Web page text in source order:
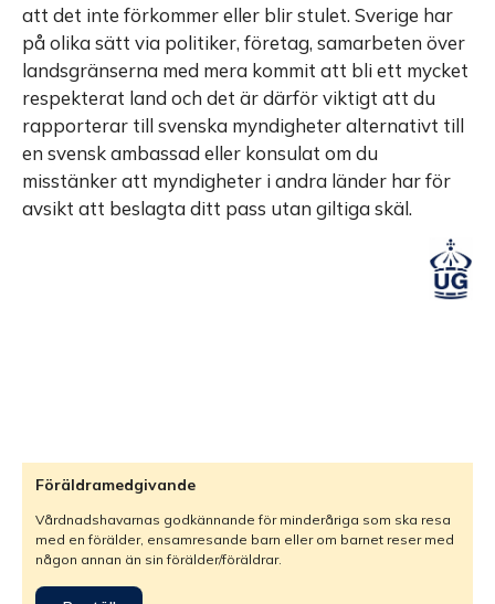
att det inte förkommer eller blir stulet. Sverige har
på olika sätt via politiker, företag, samarbeten över
landsgränserna med mera kommit att bli ett mycket
respekterat land och det är därför viktigt att du
rapporterar till svenska myndigheter alternativt till
en svensk ambassad eller konsulat om du
misstänker att myndigheter i andra länder har för
avsikt att beslagta ditt pass utan giltiga skäl.
Föräldramedgivande
Vårdnadshavarnas godkännande för minderåriga som ska resa
med en förälder, ensamresande barn eller om barnet reser med
någon annan än sin förälder/föräldrar.